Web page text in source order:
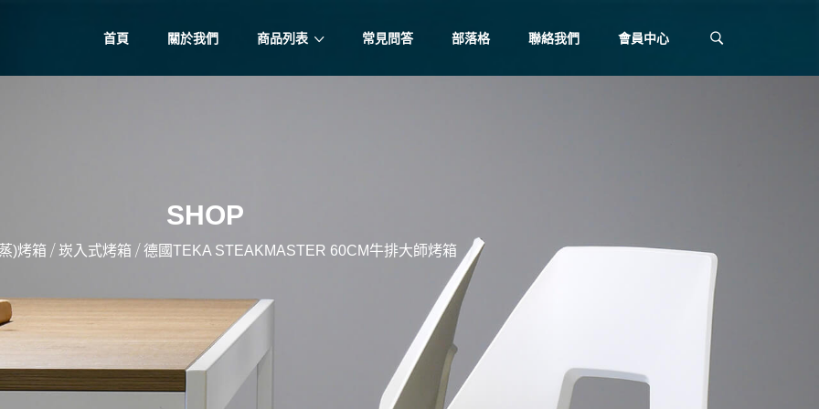
首頁 關於我們 商品列表 常見問答 部落格 聯絡我們 會員中心
SHOP
)烤箱 / 崁入式烤箱 / 德國TEKA STEAKMASTER 60CM牛排大師烤箱